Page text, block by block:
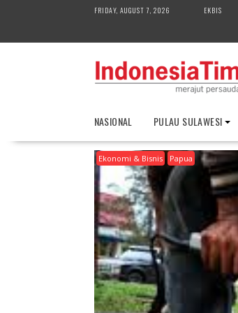
FRIDAY, AUGUST 7, 2026 EKBIS
NASIONAL PULAU SULAWESI
Ekonomi & Bisnis Papua